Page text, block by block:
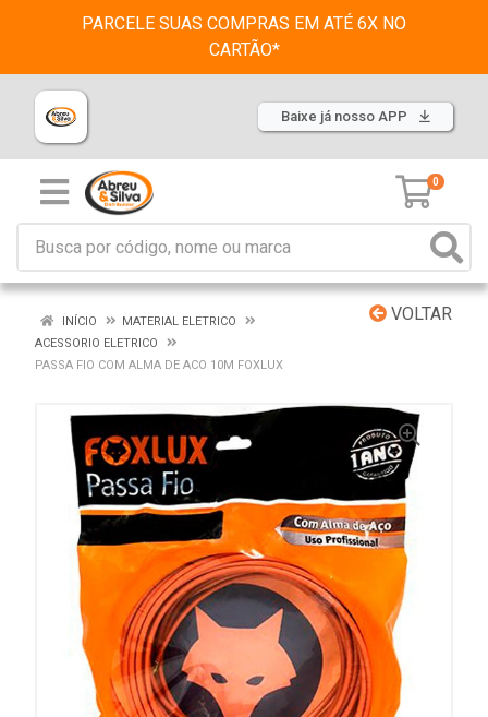
PARCELE SUAS COMPRAS EM ATÉ 6X NO
CARTÃO*
Baixe já nosso APP
0
VOLTAR
INÍCIO
MATERIAL ELETRICO
ACESSORIO ELETRICO
PASSA FIO COM ALMA DE ACO 10M FOXLUX